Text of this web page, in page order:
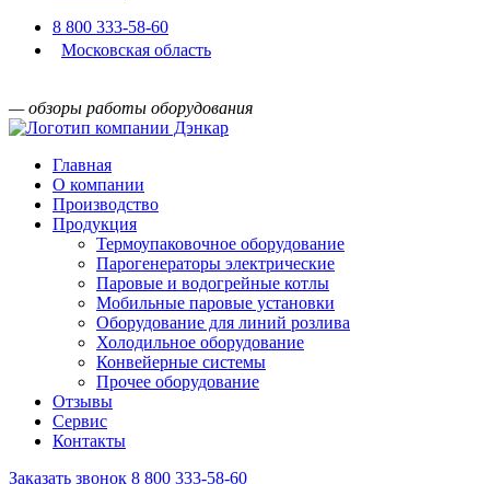
8 800 333-58-60
Московская область
— обзоры работы оборудования
Главная
О компании
Производство
Продукция
Термоупаковочное оборудование
Парогенераторы электрические
Паровые и водогрейные котлы
Мобильные паровые установки
Оборудование для линий розлива
Холодильное оборудование
Конвейерные системы
Прочее оборудование
Отзывы
Сервис
Контакты
Заказать звонок 8 800 333-58-60